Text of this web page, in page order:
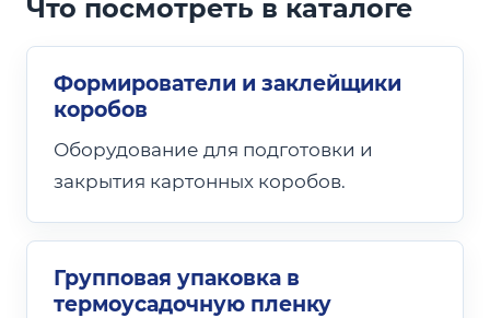
Что посмотреть в каталоге
Формирователи и заклейщики
коробов
Оборудование для подготовки и
закрытия картонных коробов.
Групповая упаковка в
термоусадочную пленку